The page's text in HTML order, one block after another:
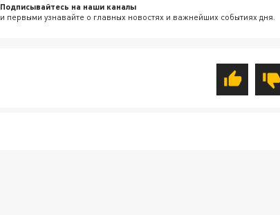
Подписывайтесь на наши каналы
и первыми узнавайте о главных новостях и важнейших событиях дня.